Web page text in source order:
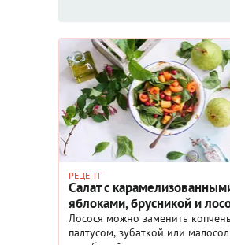
РЕЦЕПТ
Салат с
яблоками, брусникой и
Лосося можно заменить
палтусом, зубаткой или